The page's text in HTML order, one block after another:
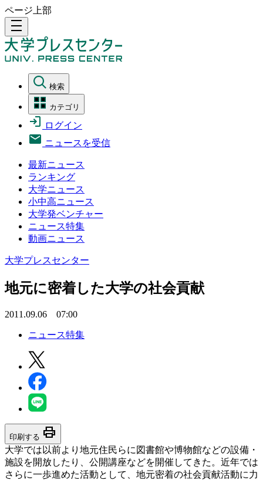
ページ上部
density_medium
検索
カテゴリ
ログイン
ニュースを受信
最新ニュース
ランキング
大学ニュース
小中高ニュース
大学発ベンチャー
ニュース特集
動画ニュース
大学プレスセンター
地元に密着した大学の社会貢献
2011.09.06 07:00
ニュース特集
印刷する print
大学では以前より地元住民らに図書館や博物館などの設備・
施設を開放したり、公開講座などを開催してきた。近年では
さらに一歩進めた活動として、地元密着の社会貢献活動に力